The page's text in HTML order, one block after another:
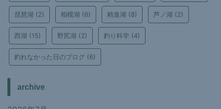
琵琶湖 (2) 相模湖 (6) 精進湖 (8) 芦ノ湖 (2)
西湖 (15) 野尻湖 (2) 釣り科学 (4)
釣れなかった日のブログ (6)
archive